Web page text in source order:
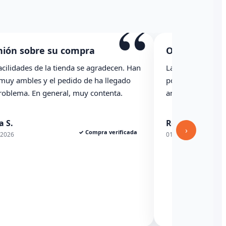
“
su compra
de la tienda se agradecen. Han
y el pedido de ha llegado
En general, muy contenta.
✓ Compra verificada
Opinión sobre su
La caja ha llegado con
podría haber indicado
anterioridad
Rexesito
01/06/2026 ›